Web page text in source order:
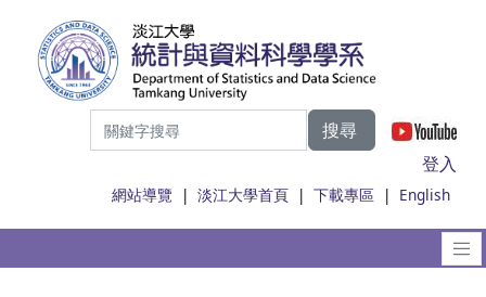
搜尋
登入
網站導覽 |淡江大學首頁 |下載專區 | English